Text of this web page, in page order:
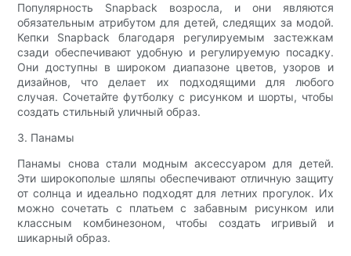
Популярность Snapback возросла, и они являются
обязательным атрибутом для детей, следящих за модой.
Кепки Snapback благодаря регулируемым застежкам
сзади обеспечивают удобную и регулируемую посадку.
Они доступны в широком диапазоне цветов, узоров и
дизайнов, что делает их подходящими для любого
случая. Сочетайте футболку с рисунком и шорты, чтобы
создать стильный уличный образ.
3. Панамы
Панамы снова стали модным аксессуаром для детей.
Эти широкополые шляпы обеспечивают отличную защиту
от солнца и идеально подходят для летних прогулок. Их
можно сочетать с платьем с забавным рисунком или
классным комбинезоном, чтобы создать игривый и
шикарный образ.